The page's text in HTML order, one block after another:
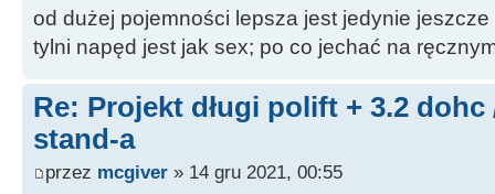
od dużej pojemności lepsza jest jedynie jeszcze
tylni napęd jest jak sex; po co jechać na
Re: Projekt długi polift + 3.2 dohc
stand-a
przez mcgiver » 14 gru 2021, 00:55